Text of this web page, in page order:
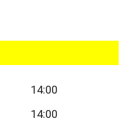
14:00
14:00